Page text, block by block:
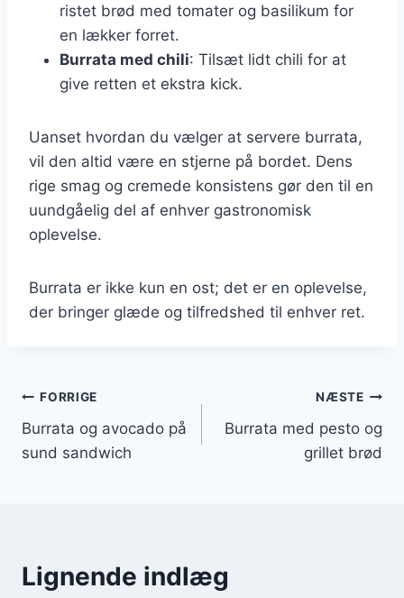
ristet brød med tomater og basilikum for
en lækker forret.
Burrata med chili: Tilsæt lidt chili for at
give retten et ekstra kick.
Uanset hvordan du vælger at servere burrata,
vil den altid være en stjerne på bordet. Dens
rige smag og cremede konsistens gør den til en
uundgåelig del af enhver gastronomisk
oplevelse.
Burrata er ikke kun en ost; det er en oplevelse,
der bringer glæde og tilfredshed til enhver ret.
Indlægsnavigation
FORRIGE
Burrata og avocado på
sund sandwich
NÆSTE
Burrata med pesto og
grillet brød
Lignende indlæg